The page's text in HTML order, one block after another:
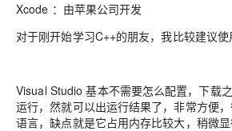
Xcode ：由苹果公司开发
对于刚开始学习C++的朋友，我比较建议使
Visual Studio 基本不需要怎么配置，下载
运行，然就可以出运行结果了，非常方便
语言，缺点就是它占用内存比较大，稍微显